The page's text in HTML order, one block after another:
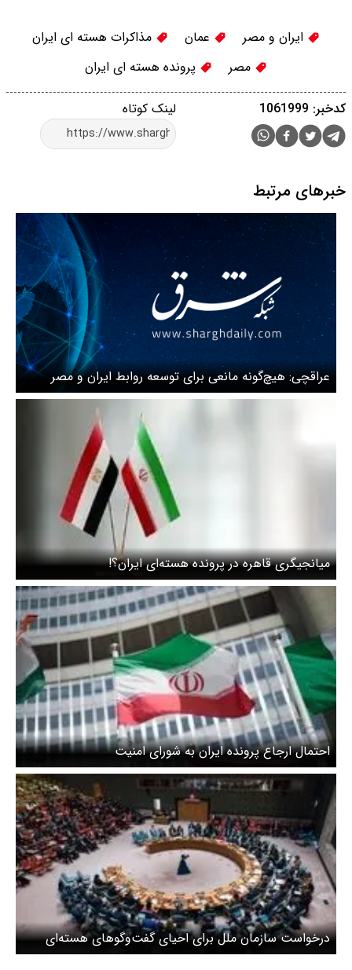
ایران و مصر عمان
مذاکرات هسته ای ایران
مصر
پرونده هسته ای ایران
لینک کوتاه کدخبر: 1061999
خبرهای مرتبط
عراقچی: هیچ‌گونه مانعی برای توسعه روابط ایران و مصر
وجود ندارد + ویدیو
میانجیگری قاهره در پرونده هسته‌ای ایران؟!
احتمال ارجاع پرونده ایران به شورای امنیت
درخواست سازمان ملل برای احیای گفت‌وگوهای هسته‌ای
ایران